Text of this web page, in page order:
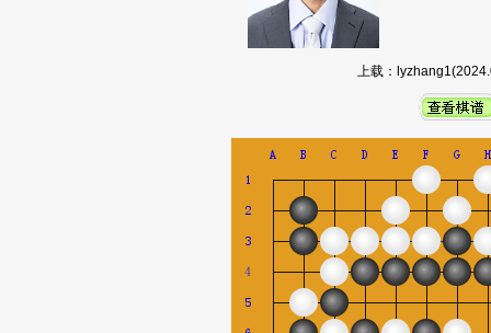
上载：